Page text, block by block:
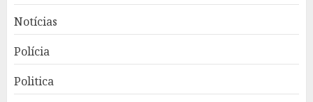
Notícias
Polícia
Politica